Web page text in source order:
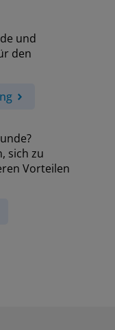
und
den
sich zu
Vorteilen